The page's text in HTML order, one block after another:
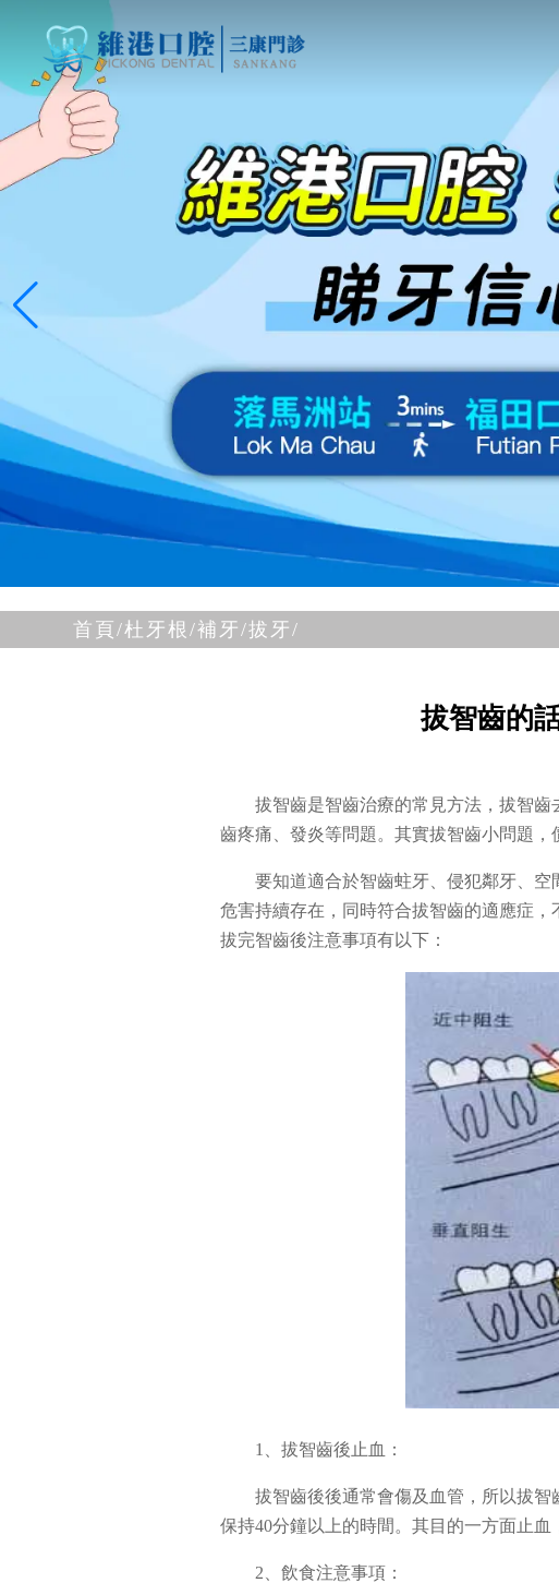
首頁/杜牙根/補牙/拔牙/
拔智齒的
拔智齒是智齒治療的常見方法，拔智
齒疼痛、發炎等問題。其實拔智齒小問題，
要知道適合於智齒蛀牙、侵犯鄰牙、
危害持續存在，同時符合拔智齒的適應症
拔完智齒後注意事項有以下：
1、拔智齒後止血：
拔智齒後後通常會傷及血管，所以拔
保持40分鐘以上的時間。其目的一方面止血
2、飲食注意事項：